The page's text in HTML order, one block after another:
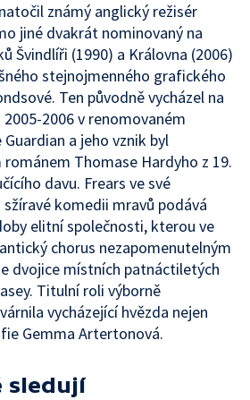
známý anglický režisér
jiné dvakrát nominovaný na
Švindlíři (1990) a Královna (2006)
stejnojmenného grafického
Ten původně vycházel na
2006 v renomovaném
a jeho vznik byl
Thomase Hardyho z 19.
davu. Frears ve své
komedii mravů podává
elitní společnosti, kterou ve
chorus nezapomenutelným
dvojice místních patnáctiletých
Titulní roli výborně
vycházející hvězda nejen
Gemma Artertonová.
sledují